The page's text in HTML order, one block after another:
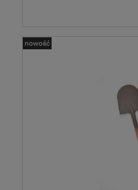
nowość